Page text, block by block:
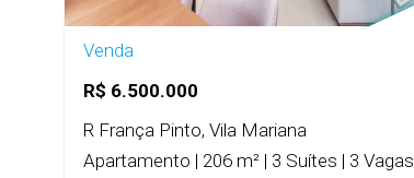
Venda
R$ 6.500.000
R França Pinto, Vila Mariana
Apartamento | 206 m² | 3 Suítes | 3 Vagas